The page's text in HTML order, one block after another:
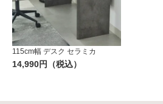
115cm幅 デスク セラミカ
14,990円（税込）